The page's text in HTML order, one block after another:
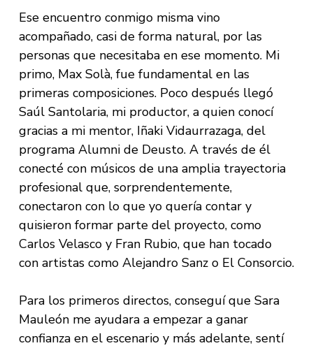
Ese encuentro conmigo misma vino
acompañado, casi de forma natural, por las
personas que necesitaba en ese momento. Mi
primo, Max Solà, fue fundamental en las
primeras composiciones. Poco después llegó
Saúl Santolaria, mi productor, a quien conocí
gracias a mi mentor, Iñaki Vidaurrazaga, del
programa Alumni de Deusto. A través de él
conecté con músicos de una amplia trayectoria
profesional que, sorprendentemente,
conectaron con lo que yo quería contar y
quisieron formar parte del proyecto, como
Carlos Velasco y Fran Rubio, que han tocado
con artistas como Alejandro Sanz o El Consorcio.
Para los primeros directos, conseguí que Sara
Mauleón me ayudara a empezar a ganar
confianza en el escenario y más adelante, sentí